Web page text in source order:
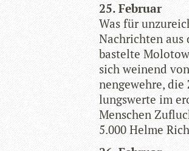
25. Februar
Was für
Nach­rich­ten aus
bas­telte
sich wei­nend
nen­ge­wehre,
lungs­werte im
Men­schen
5.000 Helme